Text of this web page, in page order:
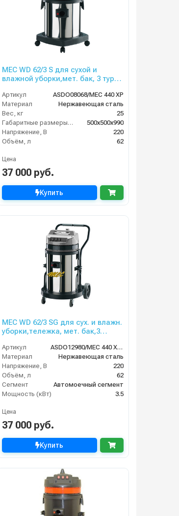
MEC WD 62/3 S для сухой и
влажной уборки,мет. бак, 3 турб,
Артикул
ASDO08068/MEC 440 XP
Материал
Нержавеющая сталь
Вес, кг
25
Габаритные размеры, мм
500х500х990
Напряжение, В
220
Объём, л
62
Цена
37 000 руб.
Купить
MEC WD 62/3 SG для сух. и влажн.
уборки,тележка, мет. бак,3
Артикул
ASDO12980/MEC 440 XP GA
Материал
Нержавеющая сталь
Напряжение, В
220
Объём, л
62
Сегмент
Автомоечный сегмент
Мощность (кВт)
3.5
Цена
37 000 руб.
Купить